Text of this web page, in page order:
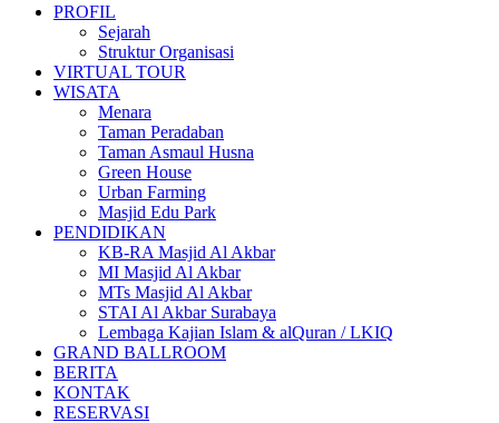
PROFIL
Sejarah
Struktur Organisasi
VIRTUAL TOUR
WISATA
Menara
Taman Peradaban
Taman Asmaul Husna
Green House
Urban Farming
Masjid Edu Park
PENDIDIKAN
KB-RA Masjid Al Akbar
MI Masjid Al Akbar
MTs Masjid Al Akbar
STAI Al Akbar Surabaya
Lembaga Kajian Islam & alQuran / LKIQ
GRAND BALLROOM
BERITA
KONTAK
RESERVASI